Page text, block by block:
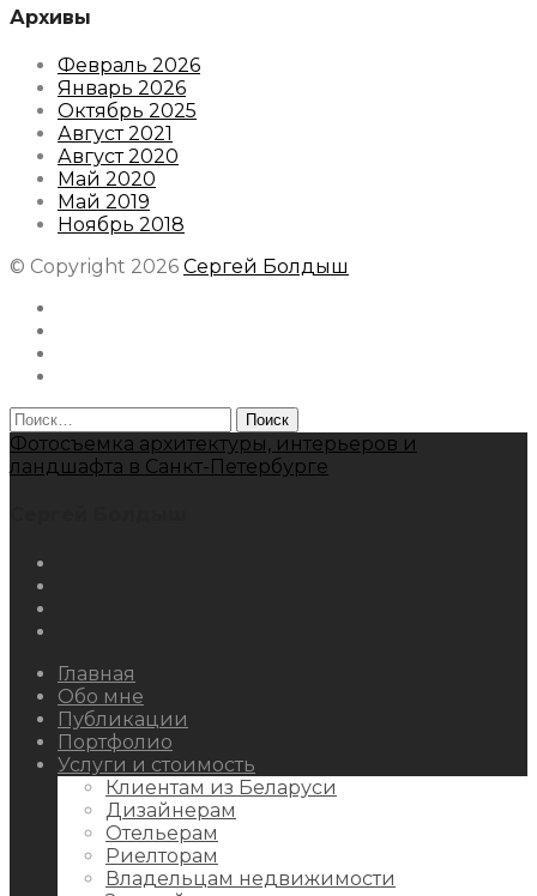
Архивы
Февраль 2026
Январь 2026
Октябрь 2025
Август 2021
Август 2020
Май 2020
Май 2019
Ноябрь 2018
© Copyright 2026 Сергей Болдыш
Найти:
Фотосъемка архитектуры, интерьеров и
ландшафта в Санкт-Петербурге
Главная
Обо мне
Публикации
Портфолио
Услуги и стоимость
Клиентам из Беларуси
Дизайнерам
Отельерам
Риелторам
Владельцам недвижимости